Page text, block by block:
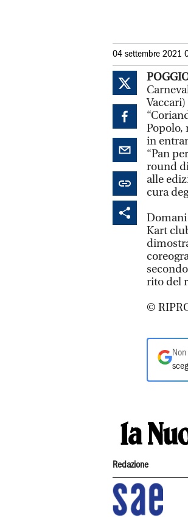
04 settembre 2021
Popolo,
in
“Pan
round
alle
cura
Domani
Kart
rito del
©
Redazione